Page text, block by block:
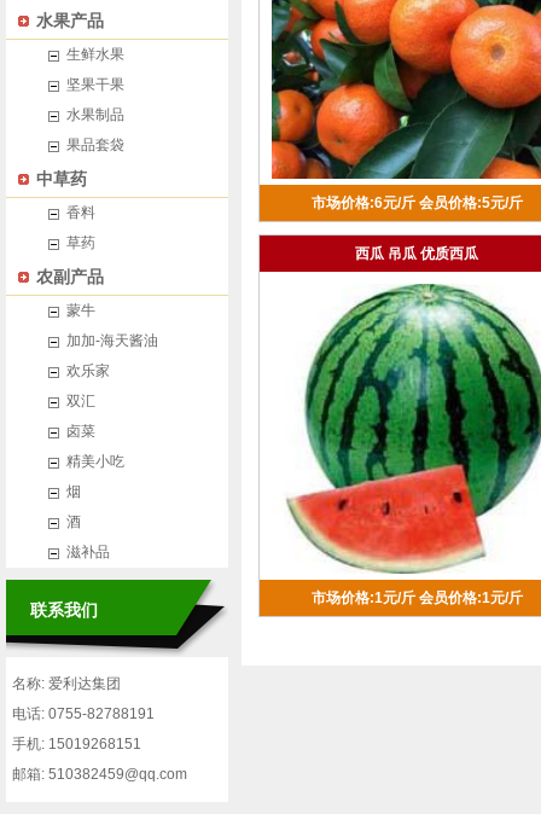
水果产品
生鲜水果
坚果干果
水果制品
果品套袋
中草药
香料
草药
农副产品
蒙牛
加加-海天酱油
欢乐家
双汇
卤菜
精美小吃
烟
酒
滋补品
联系我们
名称: 爱利达集团
电话: 0755-82788191
手机: 15019268151
邮箱: 510382459@qq.com
市场价格:6元/斤 会员价格:5元/斤
西瓜 吊瓜 优质西瓜
市场价格:1元/斤 会员价格:1元/斤